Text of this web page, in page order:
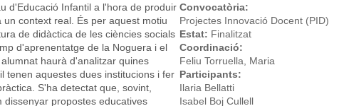
d'Educació Infantil a l'hora de produir
context real. És per aquest motiu
de didàctica de les ciències socials
d'aprenentatge de la Noguera i el
haurà d'analitzar quines
tenen aquestes dues institucions i fer
S'ha detectat que, sovint,
propostes educatives
Convocatòria:
Projectes Innovació Docent (PID)
Estat: Finalitzat
Coordinació:
Feliu Torruella, Maria
Participants:
Ilaria Bellatti
Isabel Boj Cullell